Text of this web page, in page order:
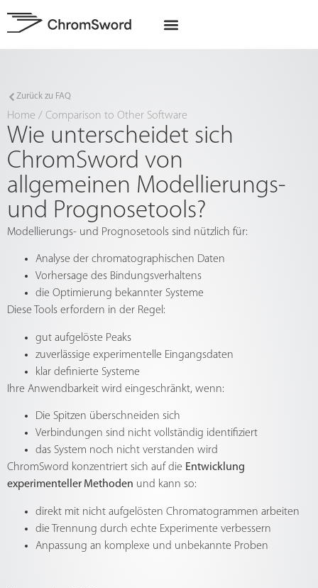
Zurück zu FAQ
Home / Comparison to Other Software
Wie unterscheidet sich
ChromSword von
allgemeinen Modellierungs-
und Prognosetools?
Modellierungs- und Prognosetools sind nützlich für:
Analyse der chromatographischen Daten
Vorhersage des Bindungsverhaltens
die Optimierung bekannter Systeme
Diese Tools erfordern in der Regel:
gut aufgelöste Peaks
zuverlässige experimentelle Eingangsdaten
klar definierte Systeme
Ihre Anwendbarkeit wird eingeschränkt, wenn:
Die Spitzen überschneiden sich
Verbindungen sind nicht vollständig identifiziert
das System noch nicht verstanden wird
ChromSword konzentriert sich auf die Entwicklung
experimenteller Methoden und kann so:
direkt mit nicht aufgelösten Chromatogrammen arbeiten
die Trennung durch echte Experimente verbessern
Anpassung an komplexe und unbekannte Proben